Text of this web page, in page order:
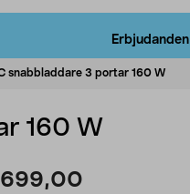
Erbjudanden
snabbladdare 3 portar 160 W
160 W
699,00